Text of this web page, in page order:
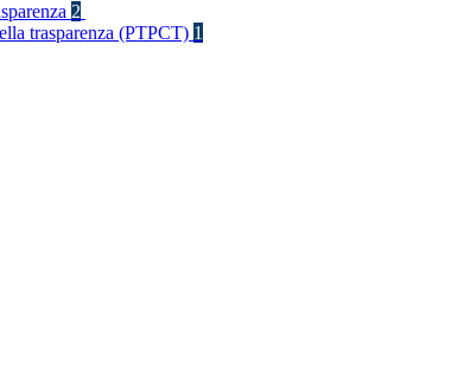
2
trasparenza (PTPCT) 1